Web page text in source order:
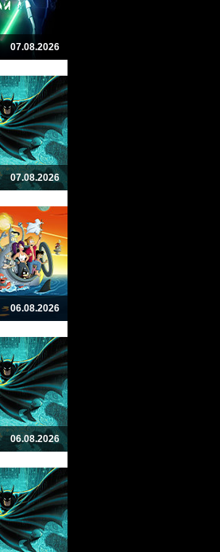
07.08.2026
07.08.2026
06.08.2026
06.08.2026